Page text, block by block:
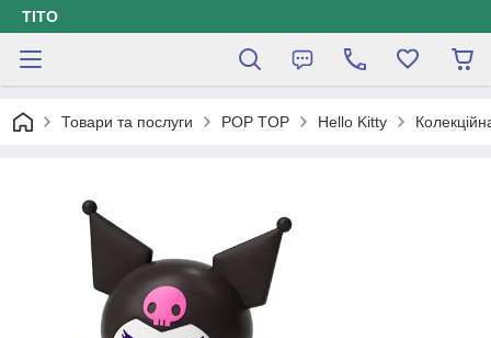
ТІТО
Товари та послуги POP TOP Hello Kitty